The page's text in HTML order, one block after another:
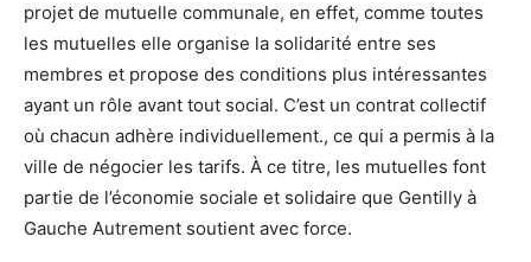
projet de mutuelle communale, en effet, comme toutes
les mutuelles elle organise la solidarité entre ses
membres et propose des conditions plus intéressantes
ayant un rôle avant tout social. C’est un contrat collectif
où chacun adhère individuellement., ce qui a permis à la
ville de négocier les tarifs. À ce titre, les mutuelles font
partie de l’économie sociale et solidaire que Gentilly à
Gauche Autrement soutient avec force.